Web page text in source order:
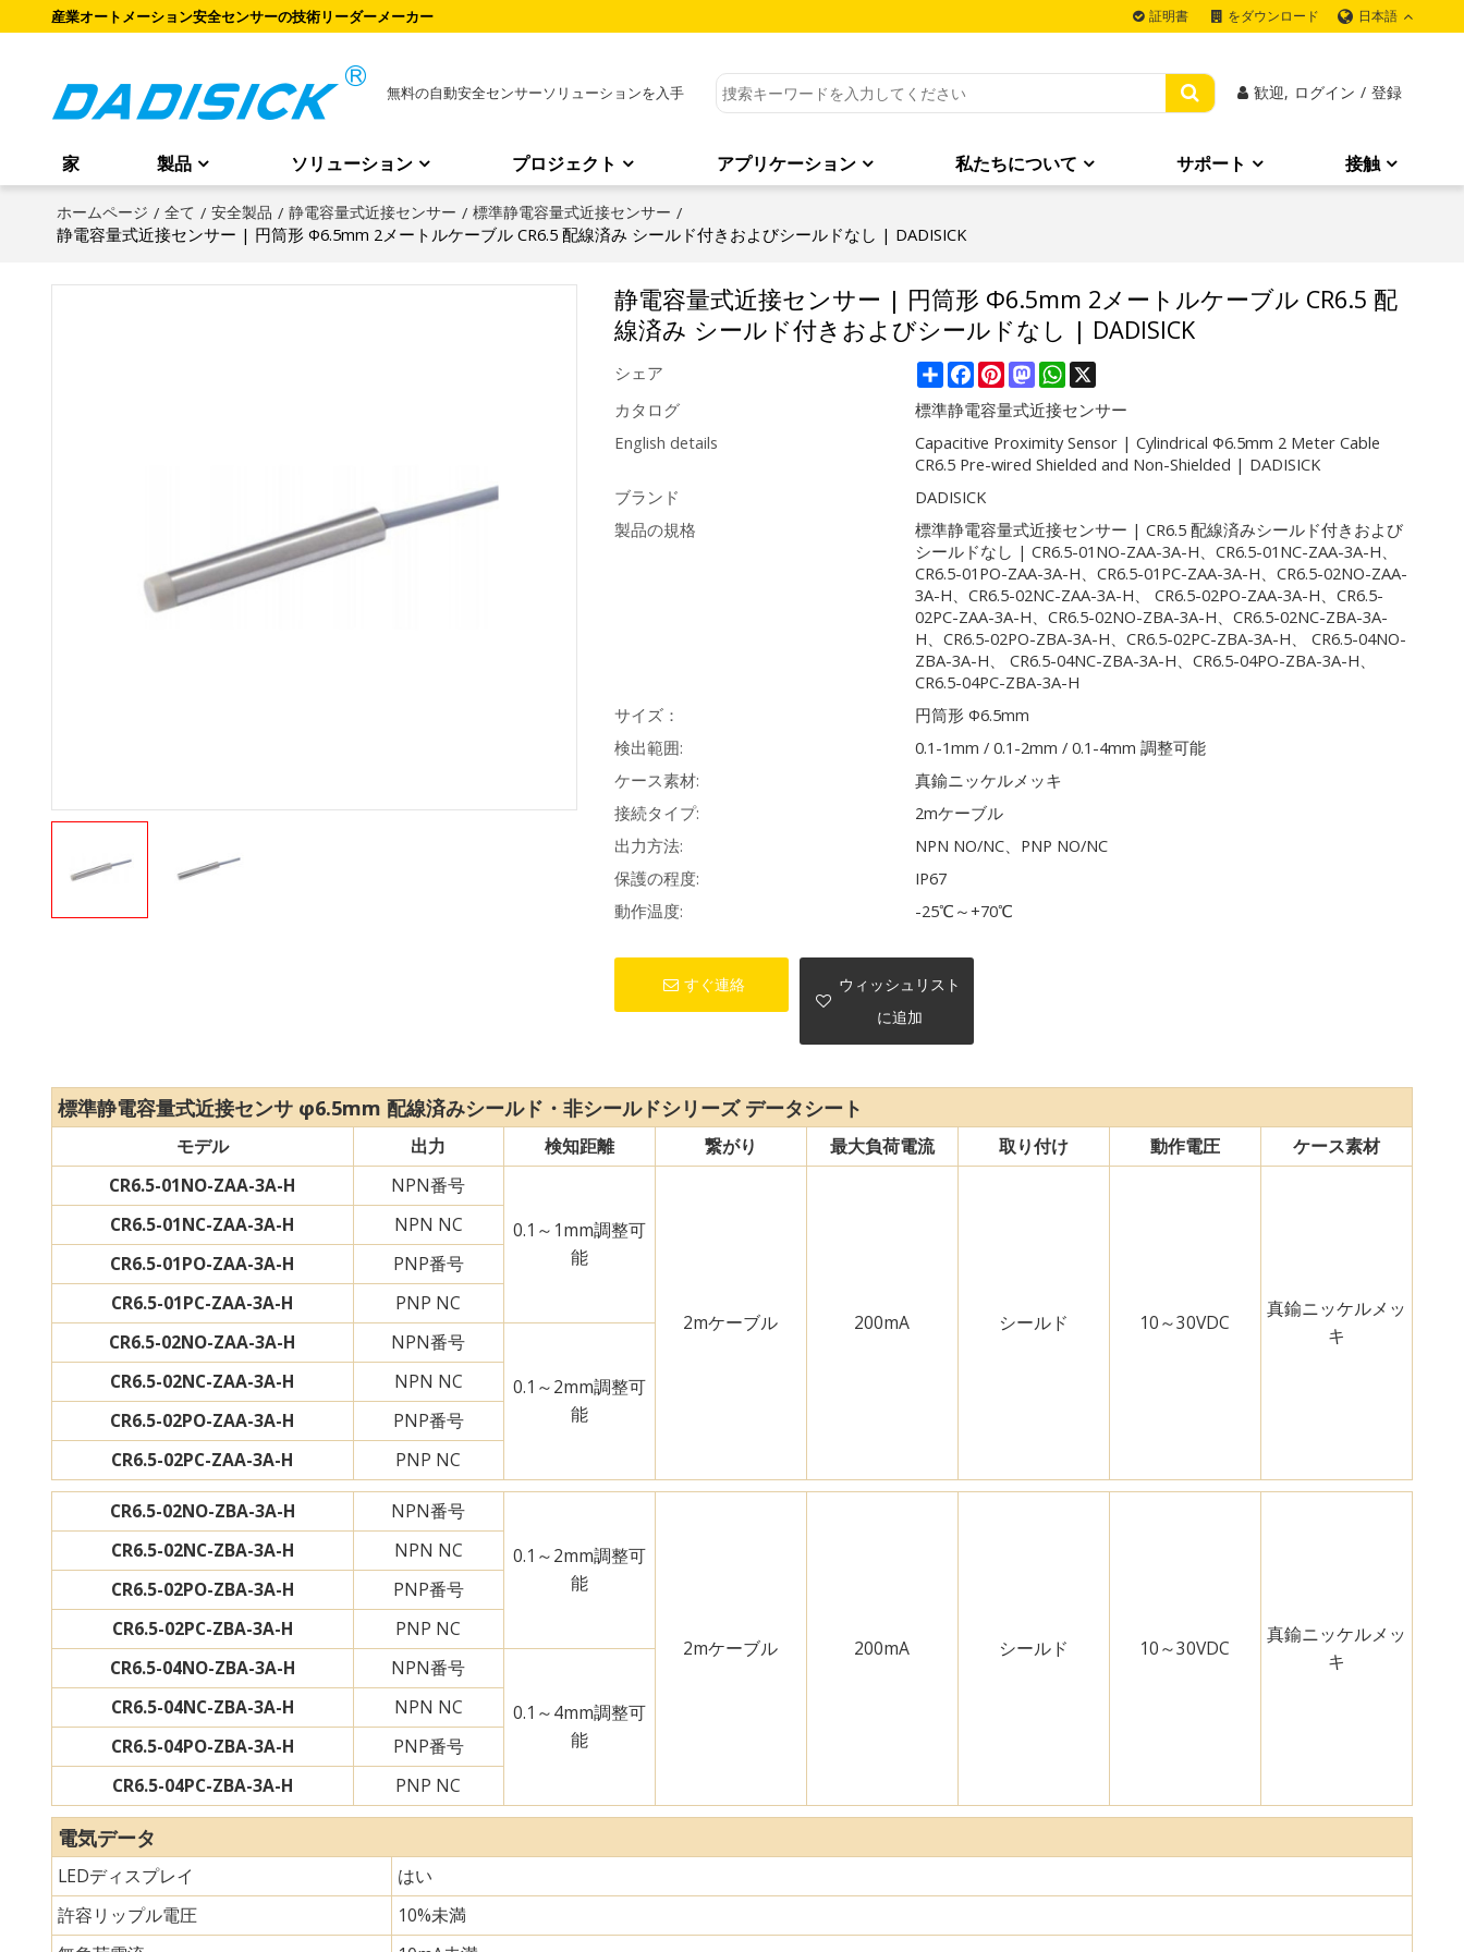
産業オートメーション安全センサーの技術リーダーメーカー 証明書 をダウンロード 日本語
無料の自動安全センサーソリューションを入手 歓迎, ログイン / 登録
家 製品 ソリューション プロジェクト アプリケーション 私たちについて サポート 接触
ホームページ / 全て / 安全製品 / 静電容量式近接センサー / 標準静電容量式近接センサー /
静電容量式近接センサー | 円筒形 Φ6.5mm 2メートルケーブル CR6.5 配線済み シールド付きおよびシールドなし | DADISICK
静電容量式近接センサー | 円筒形 Φ6.5mm 2メートルケーブル CR6.5 配
線済み シールド付きおよびシールドなし | DADISICK
シェア ShareFacebook
PinterestMastodonWhatsApp
カタログ
標準静電容量式近接センサー
English details
Capacitive Proximity Sensor | Cylindrical Φ6.5mm 2 Meter Cable
CR6.5 Pre-wired Shielded and Non-Shielded | DADISICK
ブランド
DADISICK
製品の規格
標準静電容量式近接センサー | CR6.5 配線済みシールド付きおよび
シールドなし | CR6.5-01NO-ZAA-3A-H、CR6.5-01NC-ZAA-3A-H、
CR6.5-01PO-ZAA-3A-H、CR6.5-01PC-ZAA-3A-H、CR6.5-02NO-ZAA-
3A-H、CR6.5-02NC-ZAA-3A-H、 CR6.5-02PO-ZAA-3A-H、CR6.5-
02PC-ZAA-3A-H、CR6.5-02NO-ZBA-3A-H、CR6.5-02NC-ZBA-3A-
H、CR6.5-02PO-ZBA-3A-H、CR6.5-02PC-ZBA-3A-H、 CR6.5-04NO-
ZBA-3A-H、 CR6.5-04NC-ZBA-3A-H、CR6.5-04PO-ZBA-3A-H、
CR6.5-04PC-ZBA-3A-H
サイズ：
円筒形 Φ6.5mm
検出範囲:
0.1-1mm / 0.1-2mm / 0.1-4mm 調整可能
ケース素材:
真鍮ニッケルメッキ
接続タイプ:
2mケーブル
出力方法:
NPN NO/NC、PNP NO/NC
保護の程度:
IP67
動作温度:
-25℃～+70℃
すぐ連絡
ウィッシュリスト
に追加
標準静電容量式近接センサ φ6.5mm 配線済みシールド・非シールドシリーズ データシート
モデル 出力 検知距離 繋がり 最大負荷電流 取り付け 動作電圧
ケース素材
CR6.5-01NO-ZAA-3A-H
NPN番号
0.1～1mm調整可
能
2mケーブル 200mA シールド 10～30VDC
真鍮ニッケルメッ
キ
CR6.5-01NC-ZAA-3A-H
NPN NC
CR6.5-01PO-ZAA-3A-H
PNP番号
CR6.5-01PC-ZAA-3A-H
PNP NC
CR6.5-02NO-ZAA-3A-H
NPN番号
0.1～2mm調整可
能
CR6.5-02NC-ZAA-3A-H
NPN NC
CR6.5-02PO-ZAA-3A-H
PNP番号
CR6.5-02PC-ZAA-3A-H
PNP NC
CR6.5-02NO-ZBA-3A-H
NPN番号
0.1～2mm調整可
能
2mケーブル 200mA シールド 10～30VDC
真鍮ニッケルメッ
キ
CR6.5-02NC-ZBA-3A-H
NPN NC
CR6.5-02PO-ZBA-3A-H
PNP番号
CR6.5-02PC-ZBA-3A-H
PNP NC
CR6.5-04NO-ZBA-3A-H
NPN番号
0.1～4mm調整可
能
CR6.5-04NC-ZBA-3A-H
NPN NC
CR6.5-04PO-ZBA-3A-H
PNP番号
CR6.5-04PC-ZBA-3A-H
PNP NC
電気データ
LEDディスプレイ
はい
許容リップル電圧
10%未満